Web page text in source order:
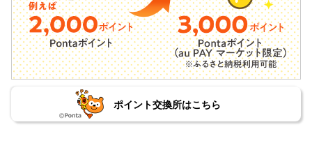
ポイント交換所はこちら